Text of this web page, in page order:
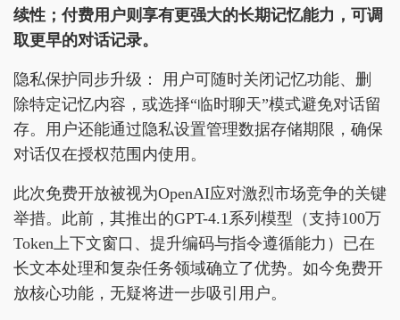
续性；付费用户则享有更强大的长期记忆能力，可调
取更早的对话记录。
隐私保护同步升级： 用户可随时关闭记忆功能、删
除特定记忆内容，或选择“临时聊天”模式避免对话留
存。用户还能通过隐私设置管理数据存储期限，确保
对话仅在授权范围内使用。
此次免费开放被视为OpenAI应对激烈市场竞争的关键
举措。此前，其推出的GPT-4.1系列模型（支持100万
Token上下文窗口、提升编码与指令遵循能力）已在
长文本处理和复杂任务领域确立了优势。如今免费开
放核心功能，无疑将进一步吸引用户。